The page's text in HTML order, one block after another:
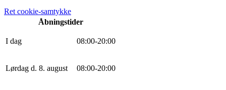
Ret cookie-samtykke
Åbningstider
I dag 08:00-20:00
Lørdag d. 8. august 08:00-20:00